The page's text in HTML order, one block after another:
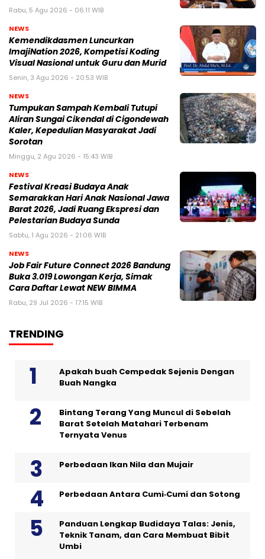
Rabu, 5 Agu 2026 - 06:11 WIB
NEWS
Kemendikdasmen Luncurkan
ImajiNation 2026, Kompetisi Koding
Visual Nasional untuk Guru dan Murid
Senin, 3 Agu 2026 - 20:53 WIB
NEWS
Tumpukan Sampah Kembali Tutupi
Aliran Sungai Cikendal di Cigondewah
Kaler, Kepedulian Masyarakat Jadi
Sorotan
Minggu, 2 Agu 2026 - 15:43 WIB
NEWS
Festival Kreasi Budaya Anak
Semarakkan Hari Anak Nasional Jawa
Barat 2026, Jadi Ruang Ekspresi dan
Pelestarian Budaya Sunda
Sabtu, 1 Agu 2026 - 21:06 WIB
NEWS
Job Fair Future Connect 2026 Bandung
Buka 3.019 Lowongan Kerja, Simak
Cara Daftar Lewat NEW BIMMA
Rabu, 29 Jul 2026 - 17:15 WIB
TRENDING
Apakah buah Cempedak Sejenis Dengan
Buah Nangka
Bintang Terang Yang Muncul di Sebelah
Barat Setelah Matahari Terbenam
Ternyata Venus
Perbedaan Ikan Nila dan Mujair
Perbedaan Antara Cumi‑Cumi dan Sotong
Panduan Lengkap Budidaya Talas: Jenis,
Teknik Tanam, dan Cara Membuat Bibit
Umbi